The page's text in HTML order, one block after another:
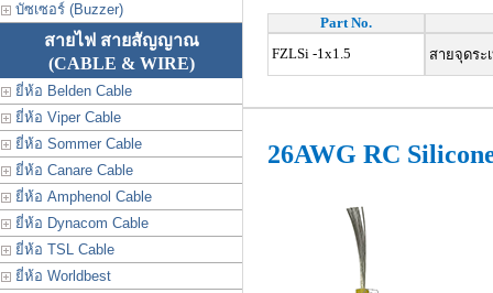
บัซเซอร์ (Buzzer)
สายไฟ สายสัญญาณ
(CABLE & WIRE)
ยี่ห้อ Belden Cable
ยี่ห้อ Viper Cable
ยี่ห้อ Sommer Cable
ยี่ห้อ Canare Cable
ยี่ห้อ Amphenol Cable
ยี่ห้อ Dynacom Cable
ยี่ห้อ TSL Cable
ยี่ห้อ Worldbest
Part No.
FZLSi -1x1.5
สายจุดระ
26AWG RC